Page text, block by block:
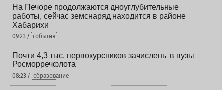
На Печоре продолжаются дноуглубительные
работы, сейчас земснаряд находится в районе
Хабарихи
09:23 / события
Почти 4,3 тыс. первокурсников зачислены в вузы
Росморречфлота
08:23 / образование